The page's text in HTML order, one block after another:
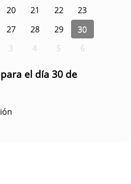
20 21 22
23
27 28 29
30
3 4 5 6
el día 30 de